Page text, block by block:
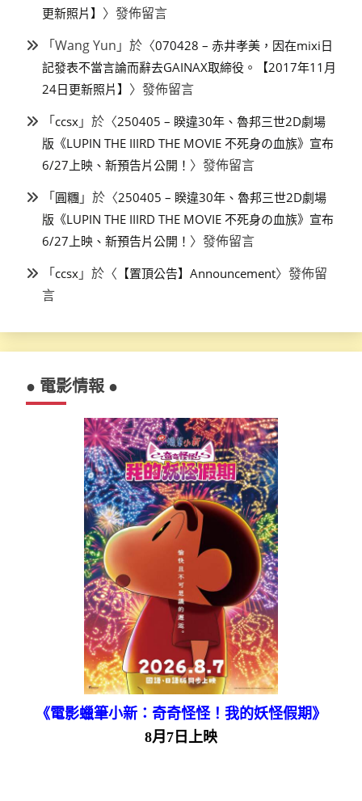
更新照片】 〉發佈留言
「Wang Yun 」於〈070428 – 赤井孝美，因在mixi日
記發表不當言論而辭去GAINAX取締役。【2017年11月
24日更新照片】 〉發佈留言
「ccsx 」於〈250405 – 睽違30年、魯邦三世2D劇場
版《LUPIN THE IIIRD THE MOVIE 不死身の血族》宣布
6/27上映、新預告片公開！ 〉發佈留言
「圓糰 」於〈250405 – 睽違30年、魯邦三世2D劇場
版《LUPIN THE IIIRD THE MOVIE 不死身の血族》宣布
6/27上映、新預告片公開！ 〉發佈留言
「ccsx 」於〈 【置頂公告】Announcement〉發佈留
言
● 電影情報 ●
《電影蠟筆小新：奇奇怪怪！我的妖怪假期》
8月7日上映